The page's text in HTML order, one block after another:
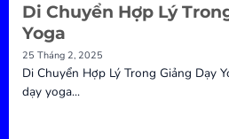
Di Chuyển Hợp Lý
Yoga
25 Tháng 2, 2025
Di Chuyển Hợp Lý Trong Giảng Dạy
dạy yoga...